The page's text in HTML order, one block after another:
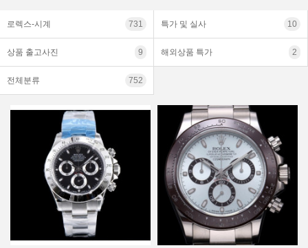
로렉스-시계 731 특가 및 실사 10
상품 출고사진 9 해외상품 특가 2
전체분류 752